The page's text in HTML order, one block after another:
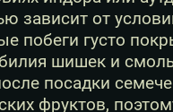
зависит от
побеги густо
шишек и
посадки
фруктов,